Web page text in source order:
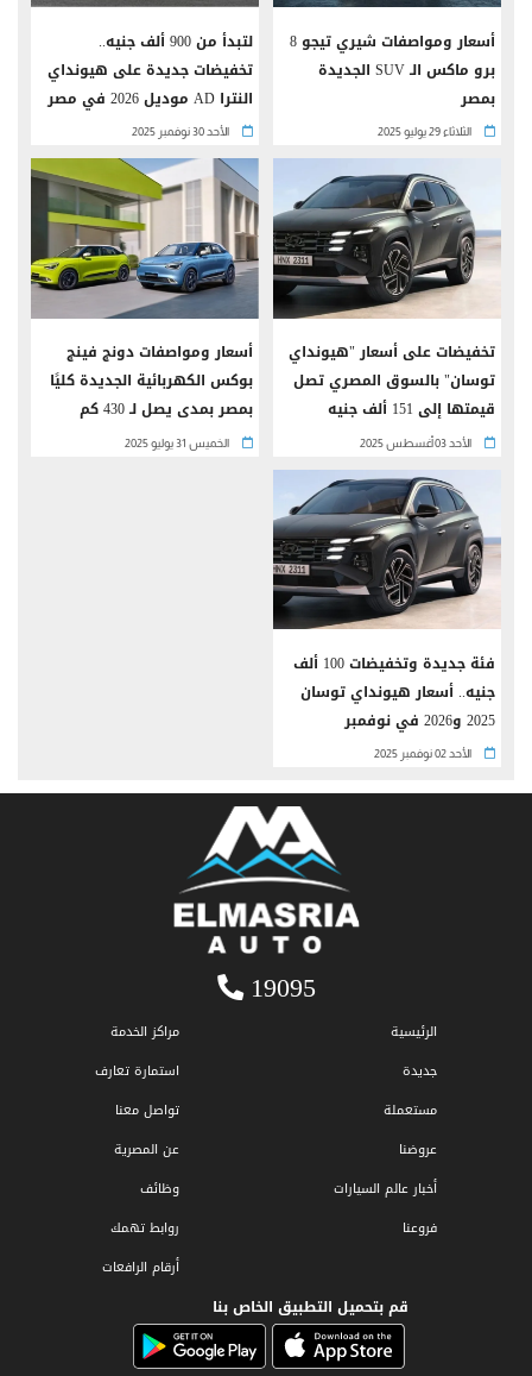
أسعار ومواصفات شيري تيجو 8
برو ماكس الـ SUV الجديدة
بمصر
الثلاثاء 29 يوليو 2025
لتبدأ من 900 ألف جنيه..
تخفيضات جديدة على هيونداي
النترا AD موديل 2026 في مصر
الأحد 30 نوفمبر 2025
تخفيضات على أسعار "هيونداي
توسان" بالسوق المصري تصل
قيمتها إلى 151 ألف جنيه
الأحد 03 أغسطس 2025
أسعار ومواصفات دونج فينج
بوكس الكهربائية الجديدة كليًا
بمصر بمدى يصل لـ 430 كم
الخميس 31 يوليو 2025
فئة جديدة وتخفيضات 100 ألف
جنيه.. أسعار هيونداي توسان
2025 و2026 في نوفمبر
الأحد 02 نوفمبر 2025
19095
الرئيسية
جديدة
مستعملة
عروضنا
أخبار عالم السيارات
فروعنا
مراكز الخدمة
استمارة تعارف
تواصل معنا
عن المصرية
وظائف
روابط تهمك
أرقام الرافعات
قم بتحميل التطبيق الخاص بنا